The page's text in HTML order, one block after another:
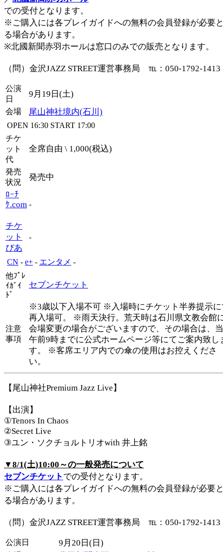
での受付となります。
※ご購入には各プレイガイドへの無料の会員登録が必要
る場合があります。
※北國新聞赤羽ホールは窓口のみでの販売となります。
（問）金沢JAZZ STREET運営事務局 ℡：050-1792-1413
公演
日
9月19日(土)
会場 尾山神社境内(石川)
OPEN 16:30 START 17:00
チケ
ット
代
全席自由 \ 1,000(税込)
発売
状況
発売中
ﾛｰﾁ
ｹ.com -
チケ
ット
ぴあ
-
CN - e+ - エンタメ -
他ﾌﾟﾚ
ｲｶﾞｲ
ﾄﾞ
セブンチケット
注意
事項
※3歳以下入場不可 ※入場時にチケット半券提示に
再入場可。 ※雨天決行。荒天時は石川県文教会館
会場変更の場合がございますので、その場合は、
午前9時までに公式ホームページ等にてご案内致し
す。 ※客席エリア内での傘の使用はお控えくださ
い。
【尾山神社Premium Jazz Live】
【出演】
①Tenors In Chaos
②Secret Live
③ユン・ソクチョルトリオwith 井上銘
▼8/1(土)10:00～の一般発売について
セブンチケット での受付となります。
※ご購入には各プレイガイドへの無料の会員登録が必要
る場合があります。
（問）金沢JAZZ STREET運営事務局 ℡：050-1792-1413
公演日 9月20日(日)